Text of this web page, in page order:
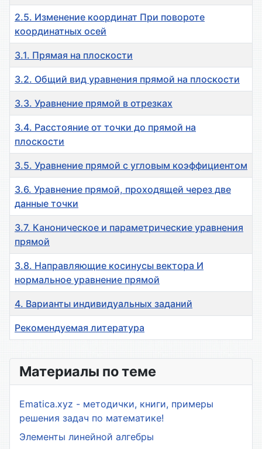
2.5. Изменение координат При повороте
координатных осей
3.1. Прямая на плоскости
3.2. Общий вид уравнения прямой на плоскости
3.3. Уравнение прямой в отрезках
3.4. Расстояние от точки до прямой на
плоскости
3.5. Уравнение прямой с угловым коэффициентом
3.6. Уравнение прямой, проходящей через две
данные точки
3.7. Каноническое и параметрические уравнения
прямой
3.8. Направляющие косинусы вектора И
нормальное уравнение прямой
4. Варианты индивидуальных заданий
Рекомендуемая литература
Материалы по теме
Ematica.xyz - методички, книги, примеры
решения задач по математике!
Элементы линейной алгебры